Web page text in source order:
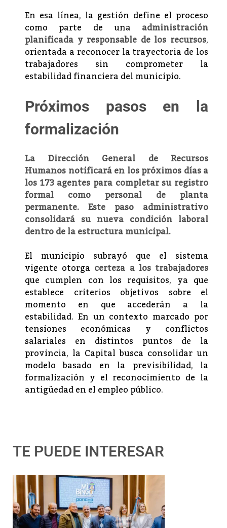
En esa línea, la gestión define el proceso
como parte de una administración
planificada y responsable de los recursos,
orientada a reconocer la trayectoria de los
trabajadores sin comprometer la
estabilidad financiera del municipio.
Próximos pasos en la
formalización
La Dirección General de Recursos
Humanos notificará en los próximos días a
los 173 agentes para completar su registro
formal como personal de planta
permanente. Este paso administrativo
consolidará su nueva condición laboral
dentro de la estructura municipal.
El municipio subrayó que el sistema
vigente otorga certeza a los trabajadores
que cumplen con los requisitos, ya que
establece criterios objetivos sobre el
momento en que accederán a la
estabilidad. En un contexto marcado por
tensiones económicas y conflictos
salariales en distintos puntos de la
provincia, la Capital busca consolidar un
modelo basado en la previsibilidad, la
formalización y el reconocimiento de la
antigüedad en el empleo público.
TE PUEDE INTERESAR